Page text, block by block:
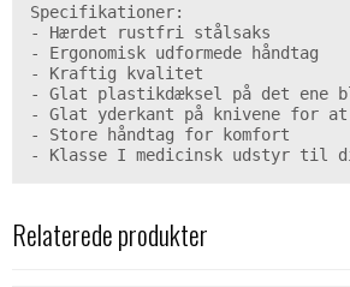
Specifikationer:
- Hærdet rustfri stålsaks
- Ergonomisk udformede håndtag
- Kraftig kvalitet
- Glat plastikdæksel på det ene
- Glat yderkant på knivene for
- Store håndtag for komfort
- Klasse I medicinsk udstyr til
Relaterede produkter